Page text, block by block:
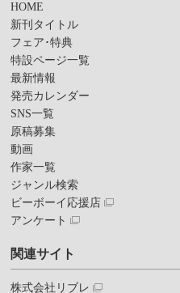
HOME
新刊タイトル
フェア･特典
特設ページ一覧
最新情報
発売カレンダー
SNS一覧
原稿募集
動画
作家一覧
ジャンル検索
ビーボーイ応援店
アンケート
関連サイト
株式会社リブレ